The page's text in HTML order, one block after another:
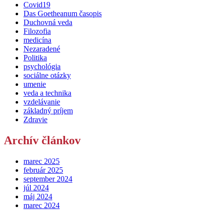
Covid19
Das Goetheanum časopis
Duchovná veda
Filozofia
medicína
Nezaradené
Politika
psychológia
sociálne otázky
umenie
veda a technika
vzdelávanie
základný príjem
Zdravie
Archív článkov
marec 2025
február 2025
september 2024
júl 2024
máj 2024
marec 2024